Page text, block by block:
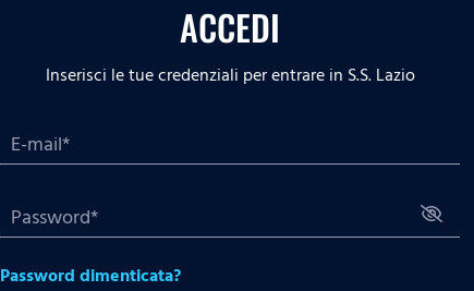
ACCEDI
Inserisci le tue credenziali per entrare in S.S. Lazio
Password dimenticata?